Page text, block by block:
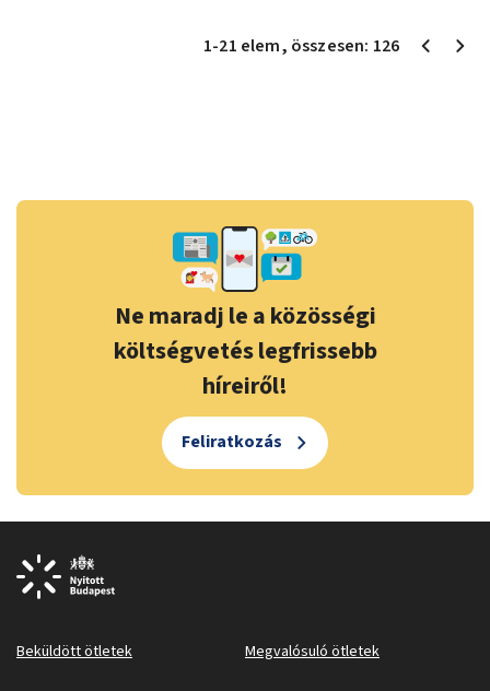
1-21 elem, összesen: 126
Ne maradj le a közösségi
költségvetés legfrissebb
híreiről!
Feliratkozás
Beküldött ötletek Megvalósuló ötletek